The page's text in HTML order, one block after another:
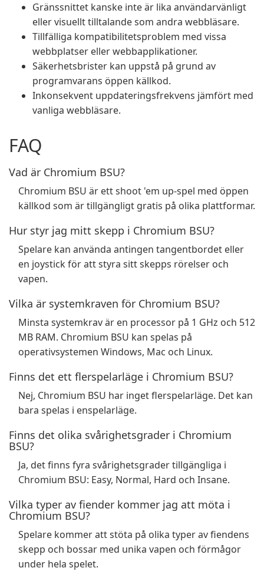
Gränssnittet kanske inte är lika användarvänligt
eller visuellt tilltalande som andra webbläsare.
Tillfälliga kompatibilitetsproblem med vissa
webbplatser eller webbapplikationer.
Säkerhetsbrister kan uppstå på grund av
programvarans öppen källkod.
Inkonsekvent uppdateringsfrekvens jämfört med
vanliga webbläsare.
FAQ
Vad är Chromium BSU?
Chromium BSU är ett shoot 'em up-spel med öppen
källkod som är tillgängligt gratis på olika plattformar.
Hur styr jag mitt skepp i Chromium BSU?
Spelare kan använda antingen tangentbordet eller
en joystick för att styra sitt skepps rörelser och
vapen.
Vilka är systemkraven för Chromium BSU?
Minsta systemkrav är en processor på 1 GHz och 512
MB RAM. Chromium BSU kan spelas på
operativsystemen Windows, Mac och Linux.
Finns det ett flerspelarläge i Chromium BSU?
Nej, Chromium BSU har inget flerspelarläge. Det kan
bara spelas i enspelarläge.
Finns det olika svårighetsgrader i Chromium
BSU?
Ja, det finns fyra svårighetsgrader tillgängliga i
Chromium BSU: Easy, Normal, Hard och Insane.
Vilka typer av fiender kommer jag att möta i
Chromium BSU?
Spelare kommer att stöta på olika typer av fiendens
skepp och bossar med unika vapen och förmågor
under hela spelet.